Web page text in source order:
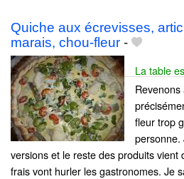
Quiche aux écrevisses,
marais, chou-fleur -
La table
fleur trop
personne.
versions et le reste des produits vient
frais vont hurler les gastronomes. Je